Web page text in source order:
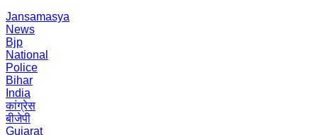
Jansamasya
News
Bjp
National
Police
Bihar
India
कांग्रेस
बीजेपी
Gujarat